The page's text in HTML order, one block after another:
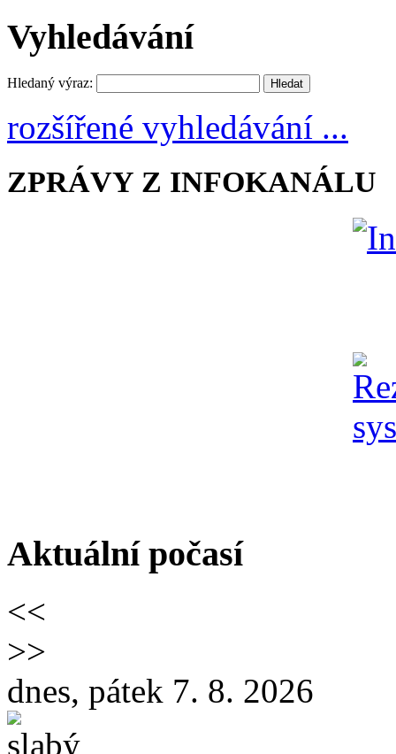
Vyhledávání
Hledaný výraz:
rozšířené vyhledávání ...
ZPRÁVY Z INFOKANÁLU
Aktuální počasí
<<
>>
dnes, pátek 7. 8. 2026